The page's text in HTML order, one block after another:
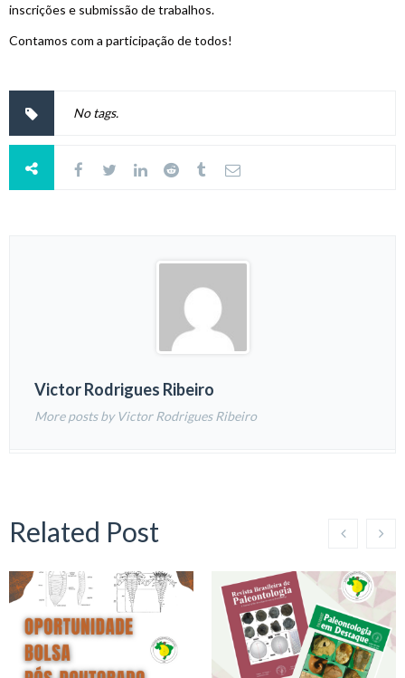
inscrições e submissão de trabalhos.
Contamos com a participação de todos!
No tags.
Victor Rodrigues Ribeiro
More posts by Victor Rodrigues Ribeiro
Related Post